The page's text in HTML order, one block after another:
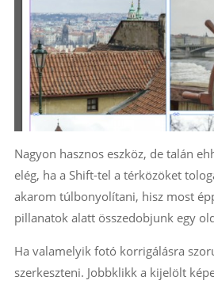
Nagyon hasznos eszköz, de talán
elég, ha a Shift-tel a térközöket
akarom túlbonyolítani, hisz most
pillanatok alatt összedobjunk egy
Ha valamelyik fotó korrigálásra
szerkeszteni. Jobbklikk a kijelölt